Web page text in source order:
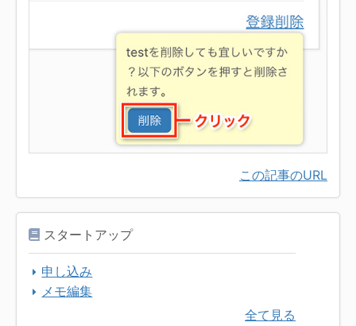
この記事のURL
スタートアップ
申し込み
メモ編集
全て見る